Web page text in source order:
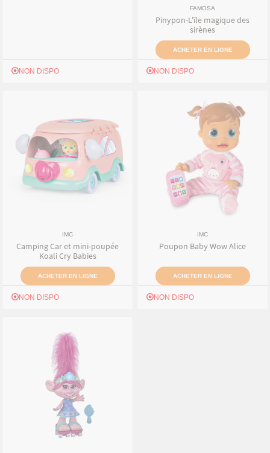
NON DISPO
FAMOSA
Pinypon-L'île magique des
sirènes
ACHETER EN LIGNE
NON DISPO
IMC
Camping Car et mini-poupée
Koali Cry Babies
ACHETER EN LIGNE
NON DISPO
IMC
Poupon Baby Wow Alice
ACHETER EN LIGNE
NON DISPO